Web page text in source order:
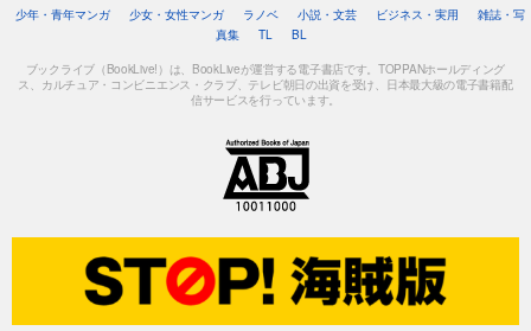
少年・青年マンガ
少女・女性マンガ ラノベ 小説・文芸 ビジネス・実用
雑誌・写
真集
TL BL
ブックライブ（BookLive!）は、BookLiveが運営する電子書店です。TOPPANホールディング
ス、カルチュア・コンビニエンス・クラブ、テレビ朝日の出資を受け、日本最大級の電子書籍配
信サービスを行っています。